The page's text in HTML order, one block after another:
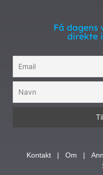
Få dagens
direkte
Kontakt| Om |